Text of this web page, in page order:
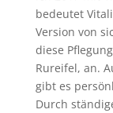
bedeutet
Version von
diese
Rureifel, an.
gibt es
Durch